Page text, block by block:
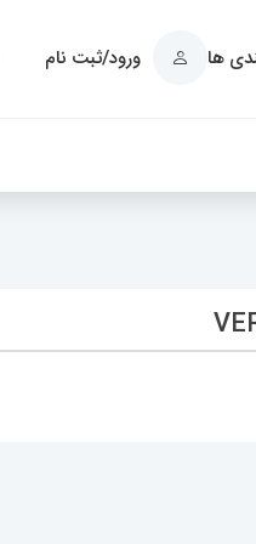
ها ورود/ثبت نام